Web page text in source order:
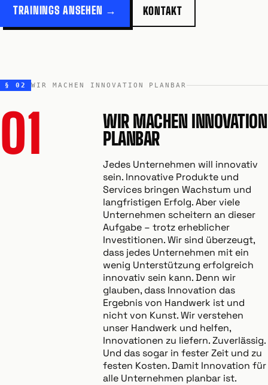
TRAININGS ANSEHEN → KONTAKT
§ 02 WIR MACHEN INNOVATION PLANBAR
01
WIR MACHEN INNOVATION
PLANBAR
Jedes Unternehmen will innovativ
sein. Innovative Produkte und
Services bringen Wachstum und
langfristigen Erfolg. Aber viele
Unternehmen scheitern an dieser
Aufgabe – trotz erheblicher
Investitionen. Wir sind überzeugt,
dass jedes Unternehmen mit ein
wenig Unterstützung erfolgreich
innovativ sein kann. Denn wir
glauben, dass Innovation das
Ergebnis von Handwerk ist und
nicht von Kunst. Wir verstehen
unser Handwerk und helfen,
Innovationen zu liefern. Zuverlässig.
Und das sogar in fester Zeit und zu
festen Kosten. Damit Innovation für
alle Unternehmen planbar ist.